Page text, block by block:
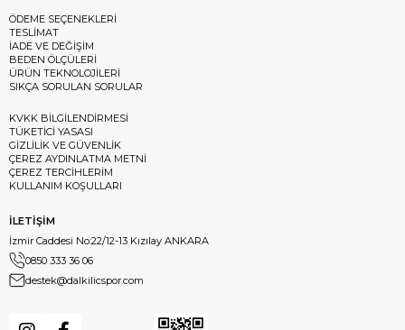
ÖDEME SEÇENEKLERİ
TESLİMAT
İADE VE DEĞİŞİM
BEDEN ÖLÇÜLERİ
ÜRÜN TEKNOLOJİLERİ
SIKÇA SORULAN SORULAR
KVKK BİLGİLENDİRMESİ
TÜKETİCİ YASASI
GİZLİLİK VE GÜVENLİK
ÇEREZ AYDINLATMA METNİ
ÇEREZ TERCİHLERİM
KULLANIM KOŞULLARI
İLETİŞİM
İzmir Caddesi No:22/12-13 Kızılay ANKARA
0850 333 36 06
destek@dalkilicspor.com